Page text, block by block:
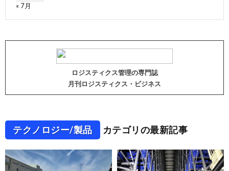
« 7月
ロジスティクス管理の専門誌
月刊ロジスティクス・ビジネス
テクノロジー/製品 カテゴリの最新記事